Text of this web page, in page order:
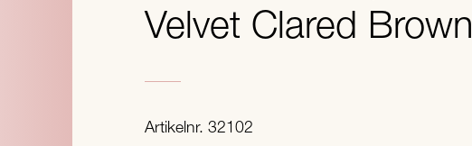
Velvet Clared Brown
Artikelnr. 32102